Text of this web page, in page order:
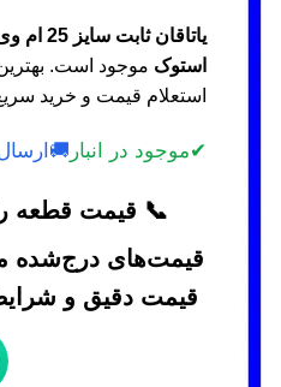
3.8
از 5
در
امتیازدهی
مشتری
استوک موجود است.
استعلام قیمت و خرید
✔موجود در انبار 🚚
📞 قیمت قطعه
قیمت‌های درج‌شده
قیمت دقیق و